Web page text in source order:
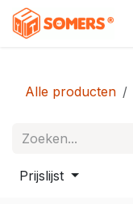
Overslaan naar inhoud
Alle producten
Prijslijst